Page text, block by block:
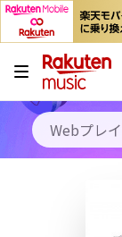
キャンペ
料金プラ
使い方
初回30日間無